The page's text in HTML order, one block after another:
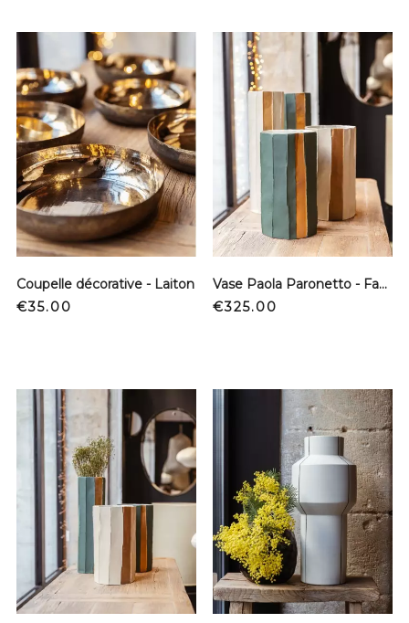
Coupelle décorative - Laiton
Price
€35.00
Vase Paola Paronetto - Fango - Bas
Price
€325.00